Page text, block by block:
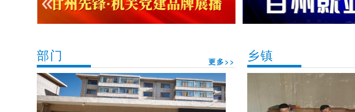
部门 更多>> 乡镇